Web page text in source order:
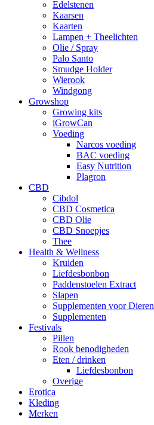
Edelstenen
Kaarsen
Kaarten
Lampen + Theelichten
Olie / Spray
Palo Santo
Smudge Holder
Wierook
Windgong
Growshop
Growing kits
iGrowCan
Voeding
Narcos voeding
BAC voeding
Easy Nutrition
Plagron
CBD
Cibdol
CBD Cosmetica
CBD Olie
CBD Snoepjes
Thee
Health & Wellness
Kruiden
Liefdesbonbon
Paddenstoelen Extract
Slapen
Supplementen voor Dieren
Supplementen
Festivals
Pillen
Rook benodigheden
Eten / drinken
Liefdesbonbon
Overige
Erotica
Kleding
Merken